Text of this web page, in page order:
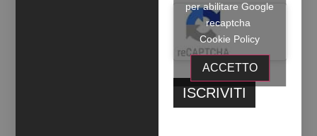
un processo in evoluzione, in un dialogo con
: affronta sessualità,
consumo e tecnologia, criticando la
feticizzazione della cultura automobilistica.
per abilitare Google
recaptcha
Cookie Policy
ACCETTO